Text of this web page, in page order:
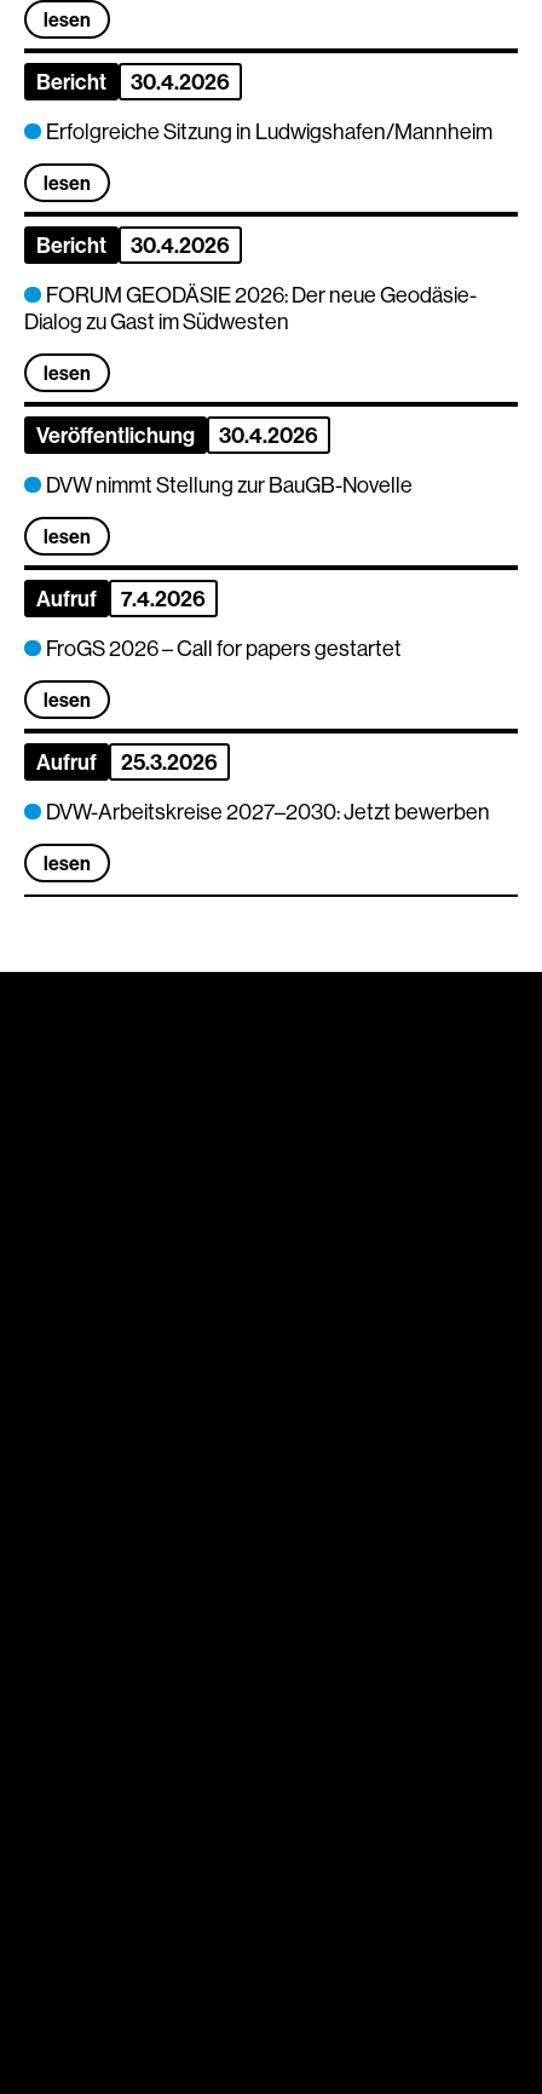
lesen
Erfolgreiche Sitzung in Ludwigshafen/Mannheim
Bericht 30.4.2026
lesen
FORUM GEODÄSIE 2026: Der neue Geodäsie-
Dialog zu Gast im Südwesten
Bericht 30.4.2026
lesen
DVW nimmt Stellung zur BauGB-Novelle
Veröffentlichung 30.4.2026
lesen
FroGS 2026 – Call for papers gestartet
Aufruf 7.4.2026
lesen
DVW-Arbeitskreise 2027–2030: Jetzt bewerben
Aufruf 25.3.2026
lesen